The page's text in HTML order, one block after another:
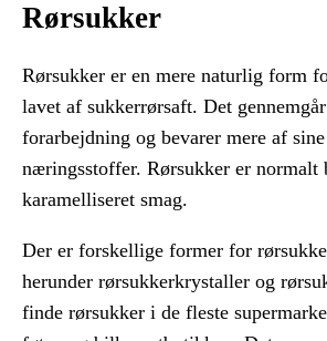
Rørsukker
Rørsukker er en mere naturlig form
lavet af sukkerrørsaft. Det
forarbejdning og bevarer mere af
næringsstoffer. Rørsukker er normalt
karamelliseret smag.
Der er forskellige former for
herunder rørsukkerkrystaller og
finde rørsukker i de fleste